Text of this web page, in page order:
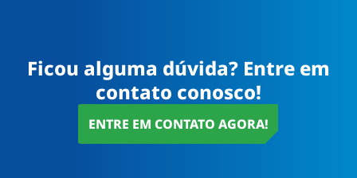
Ficou alguma dúvida? Entre em
contato conosco!
ENTRE EM CONTATO AGORA!